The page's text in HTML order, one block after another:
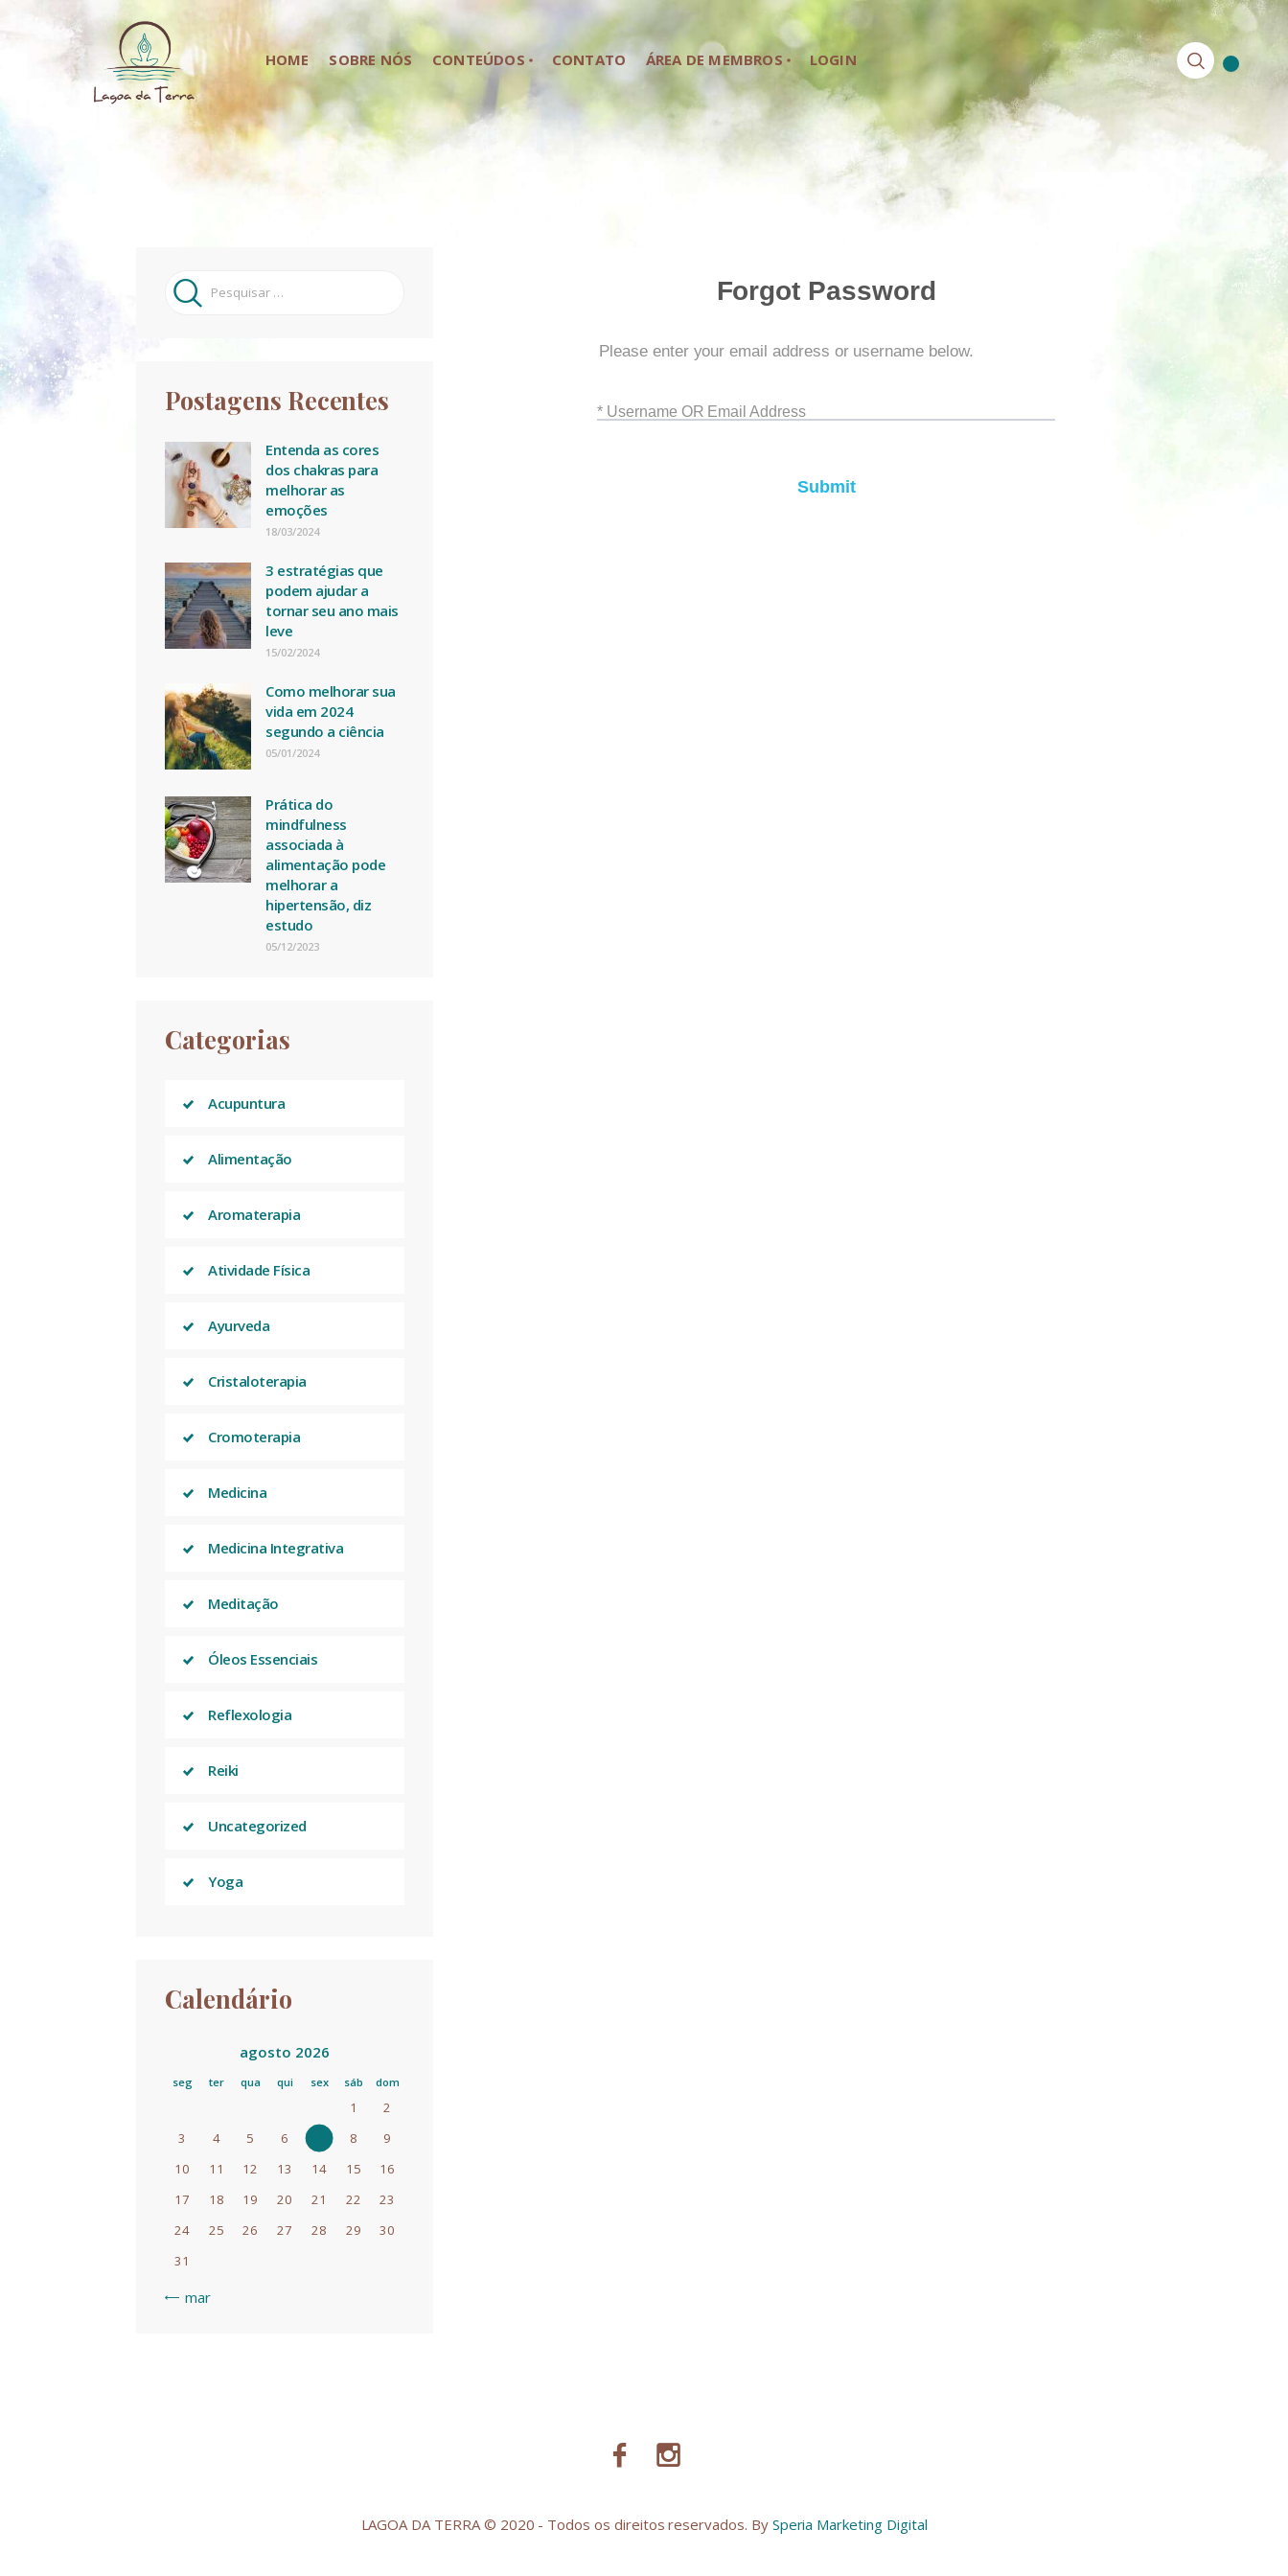
HOME SOBRE NÓS CONTEÚDOS CONTATO ÁREA DE MEMBROS LOGIN
HOME
SOBRE NÓS
CONTEÚDOS
Forgot Password
Please enter your email address or username below.
* Username OR Email Address
Submit
Pesquisar
por:
Postagens Recentes
Entenda as cores
dos chakras para
melhorar as
emoções
18/03/2024
3 estratégias que
podem ajudar a
tornar seu ano mais
leve
15/02/2024
Como melhorar sua
vida em 2024
segundo a ciência
05/01/2024
Prática do
mindfulness
associada à
alimentação pode
melhorar a
hipertensão, diz
estudo
05/12/2023
Categorias
Acupuntura
Alimentação
Aromaterapia
Atividade Física
Ayurveda
Cristaloterapia
Cromoterapia
Medicina
Medicina Integrativa
Meditação
Óleos Essenciais
Reflexologia
Reiki
Uncategorized
Yoga
Calendário
agosto 2026
seg ter qua qui sex sáb dom
1
2
3
4 5 6 8
9
10
11 12 13 14 15
16
17
18 19 20 21 22
23
24
25 26 27 28 29
30
31
« mar
LAGOA DA TERRA © 2020 - Todos os direitos reservados. By Speria Marketing Digital